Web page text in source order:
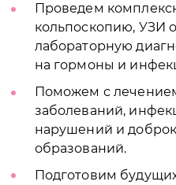
Проведем
кольпоскопию, УЗИ
лабораторную
на гормоны и
Поможем с
заболеваний,
нарушений и
образований.
Подготовим